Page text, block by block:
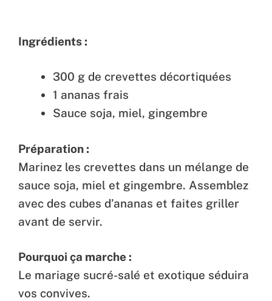
Ingrédients :
300 g de crevettes décortiquées
1 ananas frais
Sauce soja, miel, gingembre
Préparation :
Marinez les crevettes dans un mélange de
sauce soja, miel et gingembre. Assemblez
avec des cubes d’ananas et faites griller
avant de servir.
Pourquoi ça marche :
Le mariage sucré-salé et exotique séduira
vos convives.